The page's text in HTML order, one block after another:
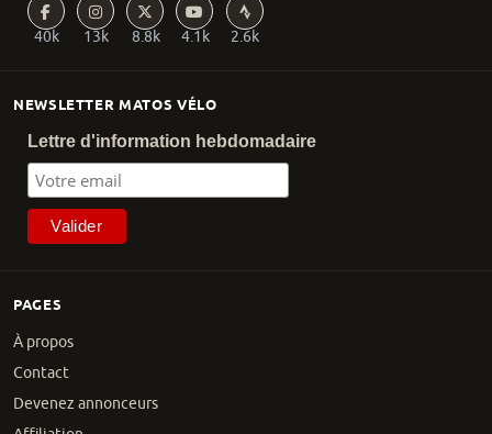
PAGES
À propos
Contact
Devenez annonceurs
NEWSLETTER MATOS VÉLO
Lettre d'information hebdomadaire
40k 13k 8.8k 4.1k 2.6k